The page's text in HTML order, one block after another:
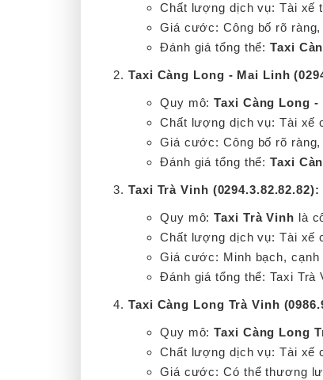
Chất lượng dịch vụ: Tài xế
Giá cước: Công bố rõ
Đánh giá tổng thể:Taxi
Taxi Càng Long - Mai Linh
Quy mô:Taxi Càng Long -
Chất lượng dịch vụ: Tài xế
Giá cước: Công bố rõ
Đánh giá tổng thể:Taxi
Taxi Trà Vinh (0294.3.82.82.82):
Quy mô:Taxi Trà Vinh là
Chất lượng dịch vụ: Tài xế
Giá cước: Minh bạch,
Đánh giá tổng thể: Taxi Trà
Taxi Càng Long Trà Vinh
Quy mô:Taxi Càng Long
Chất lượng dịch vụ: Tài xế
Giá cước: Có thể thương